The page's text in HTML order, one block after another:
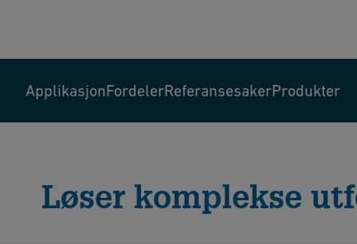
ApplikasjonFordelerReferansesakerProdukter
Løser komplekse